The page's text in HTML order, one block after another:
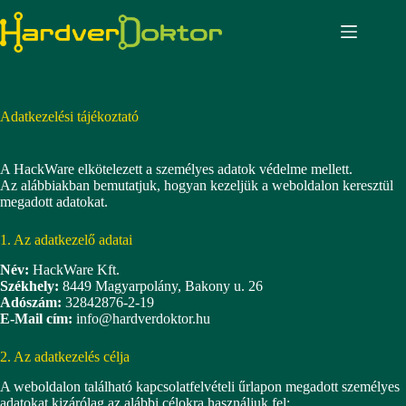
to
content
Adatkezelési tájékoztató
A HackWare elkötelezett a személyes adatok védelme mellett.
Az alábbiakban bemutatjuk, hogyan kezeljük a weboldalon keresztül
megadott adatokat.
1. Az adatkezelő adatai
Név: HackWare Kft.
Székhely: 8449 Magyarpolány, Bakony u. 26
Adószám: 32842876-2-19
E-Mail cím: info@hardverdoktor.hu
2. Az adatkezelés célja
A weboldalon található kapcsolatfelvételi űrlapon megadott személyes
adatokat kizárólag az alábbi célokra használjuk fel: